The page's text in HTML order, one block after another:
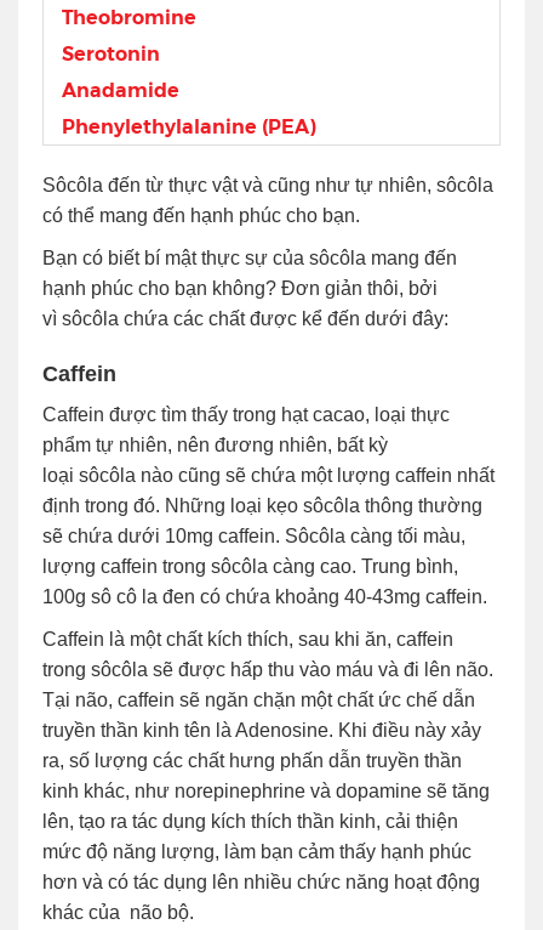
Theobromine
Serotonin
Anadamide
Phenylethylalanine (PEA)
Sôcôla đến từ thực vật và cũng như tự nhiên, sôcôla
có thể mang đến hạnh phúc cho bạn.
Bạn có biết bí mật thực sự của sôcôla mang đến
hạnh phúc cho bạn không? Đơn giản thôi, bởi
vì sôcôla chứa các chất được kể đến dưới đây:
Caffein
Caffein được tìm thấy trong hạt cacao, loại thực
phẩm tự nhiên, nên đương nhiên, bất kỳ
loại sôcôla nào cũng sẽ chứa một lượng caffein nhất
định trong đó. Những loại kẹo sôcôla thông thường
sẽ chứa dưới 10mg caffein. Sôcôla càng tối màu,
lượng caffein trong sôcôla càng cao. Trung bình,
100g sô cô la đen có chứa khoảng 40-43mg caffein.
Caffein là một chất kích thích, sau khi ăn, caffein
trong sôcôla sẽ được hấp thu vào máu và đi lên não.
Tại não, caffein sẽ ngăn chặn một chất ức chế dẫn
truyền thần kinh tên là Adenosine. Khi điều này xảy
ra, số lượng các chất hưng phấn dẫn truyền thần
kinh khác, như norepinephrine và dopamine sẽ tăng
lên, tạo ra tác dụng kích thích thần kinh, cải thiện
mức độ năng lượng, làm bạn cảm thấy hạnh phúc
hơn và có tác dụng lên nhiều chức năng hoạt động
khác của não bộ.